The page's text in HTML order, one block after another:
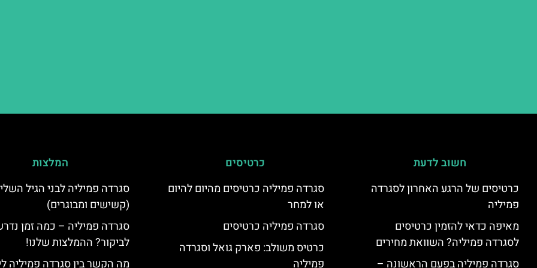
חשוב לדעת
כרטיסים של הרגע האחרון לסגרדה
פמיליה
מאיפה כדאי להזמין כרטיסים
לסגרדה פמיליה? השוואת מחירים
סגרדה פמיליה בפעם הראשונה –
כרטיסים
סגרדה פמיליה כרטיסים מהיום להיום
או למחר
סגרדה פמיליה כרטיסים
כרטיס משולב: פארק גואל וסגרדה
פמיליה
המלצות
סגרדה פמיליה לבני הגיל
(קשישים ומבוגרים)
סגרדה פמיליה – כמה זמן
לביקור? ההמלצות שלנו!
מה הקשר בין סגרדה פמיליה